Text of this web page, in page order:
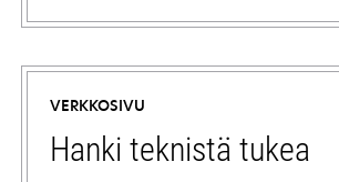
VERKKOSIVU
Hanki teknistä tukea